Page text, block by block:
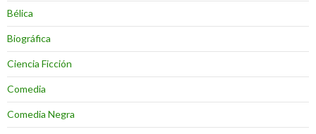
Bélica
Biográfica
Ciencia Ficción
Comedia
Comedia Negra